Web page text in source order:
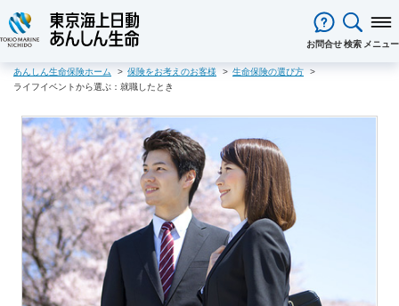
お問合せ検索 メニュー
保険をお考え
保険をお考えのお客様TOPへ
保険商品から選ぶ
ライフイベントから選ぶ
心配ごとから選ぶ
保険の基礎知識
インターネットでご加入いただけ
る保険商品
法人向け保険商品
ご相談・ご契約の流れ 申込方法の違い
商品一覧
資料請求
医療保険
メディカルＫｉｔ ＮＥＯ
メディカルＫｉｔ Ｒ
あんしん治療サポート保険
あんしん治療サポート保険R
メディカルＫｉｔエール
メディカルＫｉｔエールＲ
がん保険
あんしんがん治療保険
がん診断保険Ｒ
死亡保険（終身保険・定期保険）
ご契約者様
ご契約者様TOPへ
東京海上日動マイページのご案内
「ワンタイム手続き」のご案内
重要なお知らせ
サービス
各種お手続き
保険金・給付金・満期金・年金等
の請求
契約内容／登録情報の確認・変更
法人のお客様
法人のお客様TOPへ
企業のライフステージごとに必要
な準備とは？
経営者の皆様向け商品
従業員の皆様向け商品
あんしん生命について
あんしん生命についてTOPへ
東京海上グループについて
会社情報
お客様本位の業務運営方針
お客様からの贈り物（お客様の
声）
お客様をがんからお守りする運動
サステナビリティ
ライフパートナーについて
資料請求
あんしん生命保険ホーム 保険をお考えのお客様
生命保険の選び方
ライフイベントから選ぶ：就職したとき